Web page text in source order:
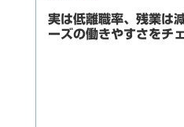
実は低離職率、残業は
ーズの働きやすさをチ